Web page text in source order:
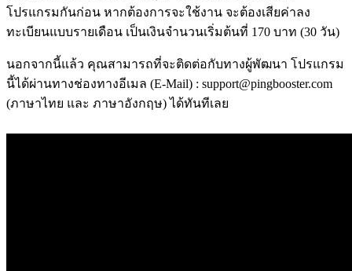
โปรแกรมกันก่อน หากต้องการจะใช้งาน จะต้องเสียค่าลง
ทะเบียนแบบรายเดือน เป็นเงินจำนวนเริ่มต้นที่ 170 บาท (30 วัน)
นอกจากนี้แล้ว คุณสามารถที่จะติดต่อกับทางผู้พัฒนา โปรแกรม
นี้ได้ผ่านทางช่องทางอีเมล (E-Mail) : support@pingbooster.com
(ภาษาไทย และ ภาษาอังกฤษ) ได้ทันทีเลย